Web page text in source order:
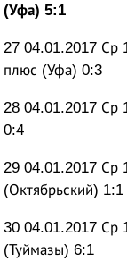
(Уфа) 5:1
27 04.01.2017 Ср
плюс (Уфа) 0:3
28 04.01.2017 Ср
0:4
29 04.01.2017
(Октябрьский) 1:1
30 04.01.2017 Ср
(Туймазы) 6:1